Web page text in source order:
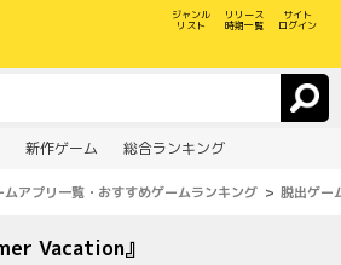
ジャンル
リスト
リリース
時期一覧
サイト
ログイン
新作ゲーム 総合ランキング
ムアプリ一覧・おすすめゲームランキング 脱出ゲ
Vacation』